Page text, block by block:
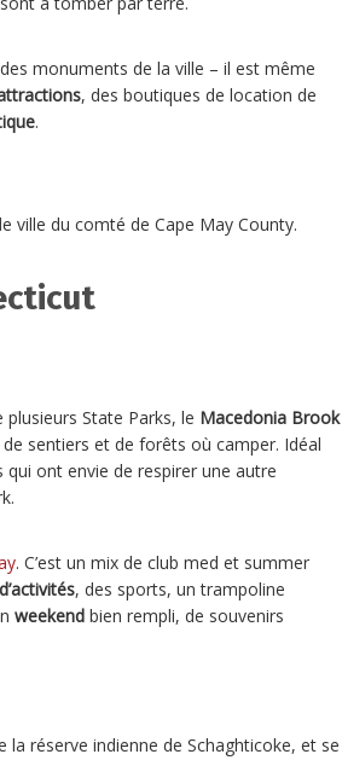
monuments de la ville – il est même
, des boutiques de location de
.
ville du comté de Cape May County.
plusieurs State Parks, le Macedonia Brook
sentiers et de forêts où camper. Idéal
ont envie de respirer une autre
. C’est un mix de club med et summer
d’activités, des sports, un trampoline
weekend bien rempli, de souvenirs
la réserve indienne de Schaghticoke, et se